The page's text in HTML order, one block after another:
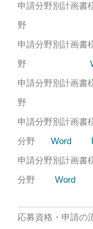
申請分野別計画書
申請分野別計画書
野
申請分野別計画書
申請分野別計画書
分野 Word
申請分野別計画書
分野 Word
応募資格・申請の